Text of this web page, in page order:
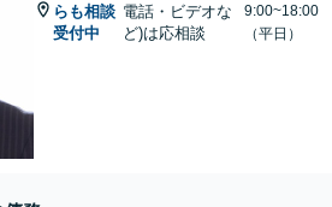
らも相談
受付中
電話・ビデオな
ど)は応相談
9:00~18:00
（平日）